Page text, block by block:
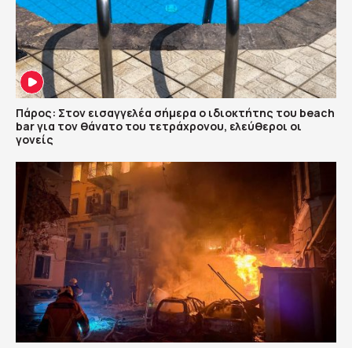
Πάρος: Στον εισαγγελέα σήμερα ο ιδιοκτήτης του beach
bar για τον θάνατο του τετράχρονου, ελεύθεροι οι
γονείς